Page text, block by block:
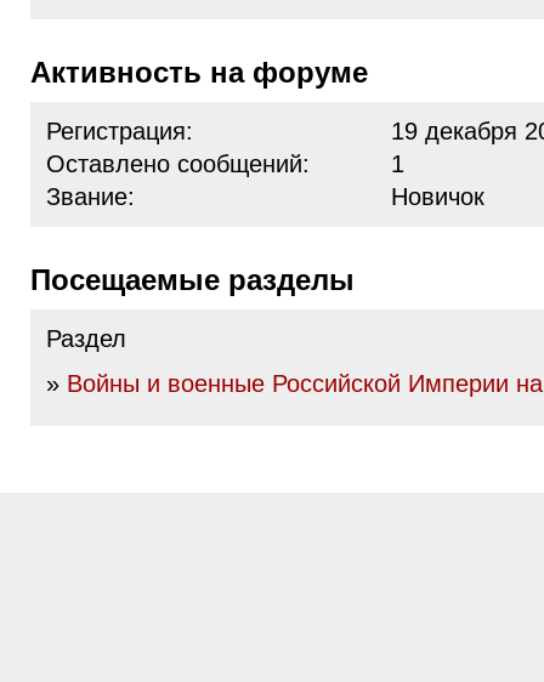
Активность на форуме
Регистрация:
19 декабря
Оставлено сообщений:
1
Звание:
Новичок
Посещаемые разделы
Раздел
» Войны и военные Российской Империи